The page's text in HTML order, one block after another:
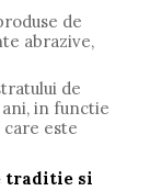
de
abrazive,
de
in functie
este
traditie si